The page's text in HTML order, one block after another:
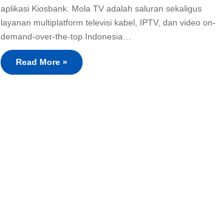
aplikasi Kiosbank. Mola TV adalah saluran sekaligus
layanan multiplatform televisi kabel, IPTV, dan video on-
demand-over-the-top Indonesia…
Read More »